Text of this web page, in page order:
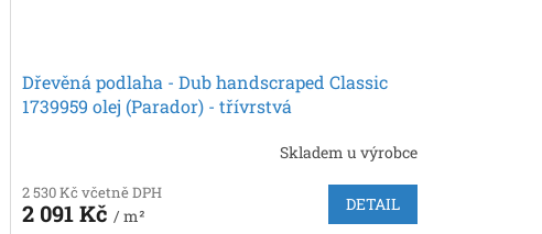
Dřevěná podlaha - Dub handscraped Classic
1739959 olej (Parador) - třívrstvá
Skladem u výrobce
2 530 Kč včetně DPH
2 091 Kč / m²
DETAIL